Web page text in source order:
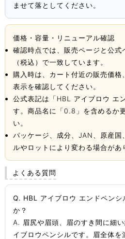
ませて落としてください。
価格・容量・リニューアル確認
確認時点では、販売ページと公
（税込）で一致しています。
購入時は、カート付近の販売価格
表示を確認してください。
公式表記は「HBL アイブロウ エ
す。商品名に「0.8」を含めるか
い。
パッケージ、成分、JAN、原産国
ルやロットにより変わる場合があ
よくある質問
Q. HBL アイブロウ エンドペン
か？
A. 眉尻や眉頭、眉のすき間に細
イブロウペンシルです。眉全体